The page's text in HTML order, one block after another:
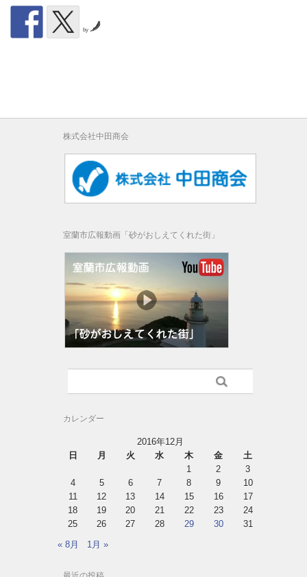
by
株式会社中田商会
室蘭市広報動画「砂がおしえてくれた街」
カレンダー
2016年12月
日
月 火 水 木 金
土
1
2
3
4
5 6 7 8 9
10
11
12 13 14 15 16
17
18
19 20 21 22 23
24
25
26 27 28 29 30
31
« 8月
1月 »